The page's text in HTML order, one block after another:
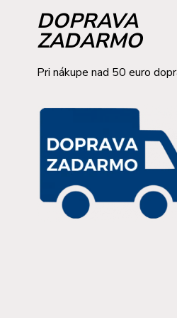
DOPRAVA
ZADARMO
Pri nákupe nad 50 euro